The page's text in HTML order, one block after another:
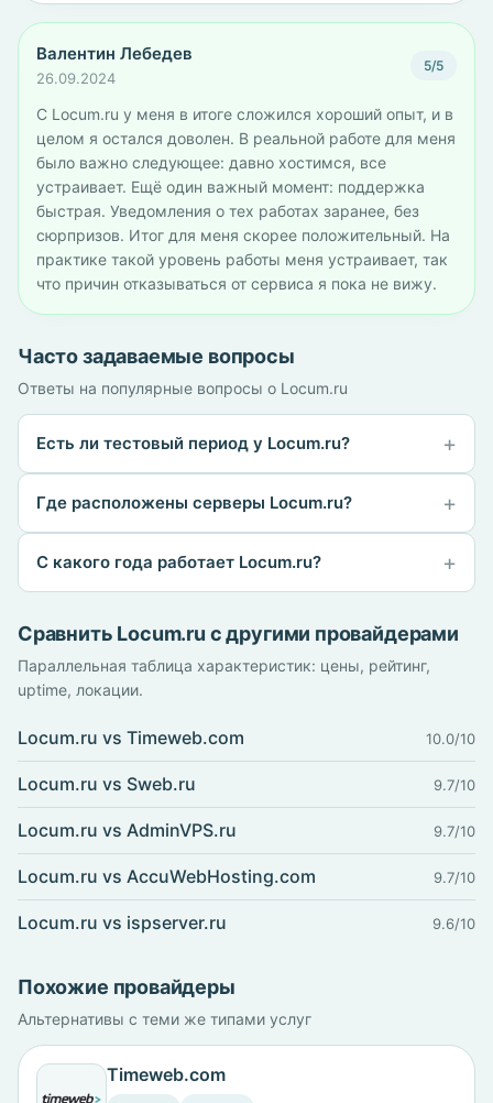
Валентин Лебедев
26.09.2024
5/5
С Locum.ru у меня в итоге сложился хороший опыт, и в
целом я остался доволен. В реальной работе для меня
было важно следующее: давно хостимся, все
устраивает. Ещё один важный момент: поддержка
быстрая. Уведомления о тех работах заранее, без
сюрпризов. Итог для меня скорее положительный. На
практике такой уровень работы меня устраивает, так
что причин отказываться от сервиса я пока не вижу.
Часто задаваемые вопросы
Ответы на популярные вопросы о Locum.ru
Есть ли тестовый период у Locum.ru?
Где расположены серверы Locum.ru?
С какого года работает Locum.ru?
Сравнить Locum.ru с другими провайдерами
Параллельная таблица характеристик: цены, рейтинг,
uptime, локации.
Locum.ru vs Timeweb.com 10.0/10
Locum.ru vs Sweb.ru 9.7/10
Locum.ru vs AdminVPS.ru 9.7/10
Locum.ru vs AccuWebHosting.com 9.7/10
Locum.ru vs ispserver.ru 9.6/10
Похожие провайдеры
Альтернативы с теми же типами услуг
Timeweb.com